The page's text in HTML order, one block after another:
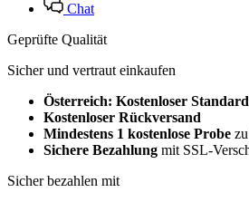
Chat
Geprüfte Qualität
Sicher und vertraut einkaufen
Österreich: Kostenloser
Kostenloser Rückversand
Mindestens 1 kostenlose Probe
Sichere Bezahlung mit SSL-
Sicher bezahlen mit